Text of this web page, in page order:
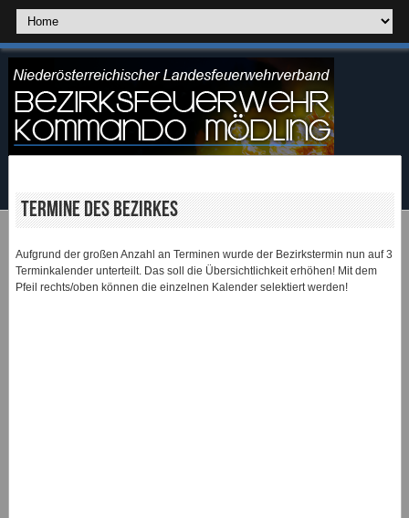
Termine des Bezirkes
Aufgrund der großen Anzahl an Terminen wurde der Bezirkstermin nun auf 3
Terminkalender unterteilt. Das soll die Übersichtlichkeit erhöhen! Mit dem
Pfeil rechts/oben können die einzelnen Kalender selektiert werden!